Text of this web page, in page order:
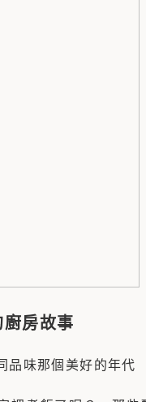
房故事
品味那個美好的年代